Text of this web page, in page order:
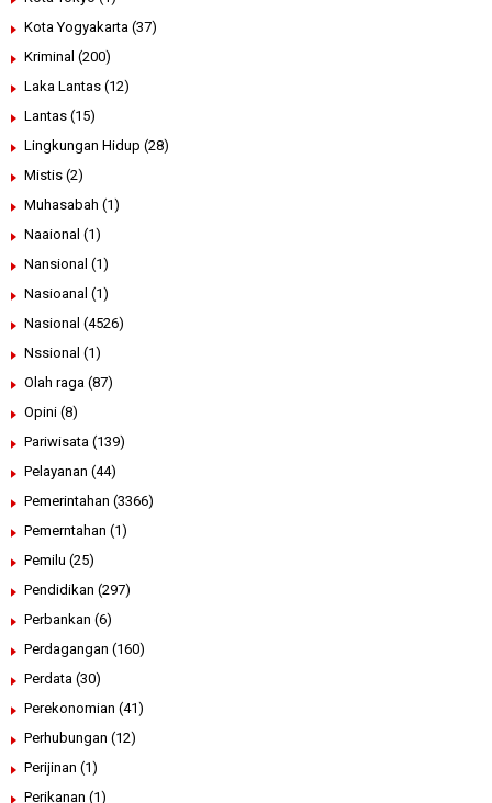
Kota Yogyakarta (37)
Kriminal (200)
Laka Lantas (12)
Lantas (15)
Lingkungan Hidup (28)
Mistis (2)
Muhasabah (1)
Naaional (1)
Nansional (1)
Nasioanal (1)
Nasional (4526)
Nssional (1)
Olah raga (87)
Opini (8)
Pariwisata (139)
Pelayanan (44)
Pemerintahan (3366)
Pemerntahan (1)
Pemilu (25)
Pendidikan (297)
Perbankan (6)
Perdagangan (160)
Perdata (30)
Perekonomian (41)
Perhubungan (12)
Perijinan (1)
Perikanan (1)